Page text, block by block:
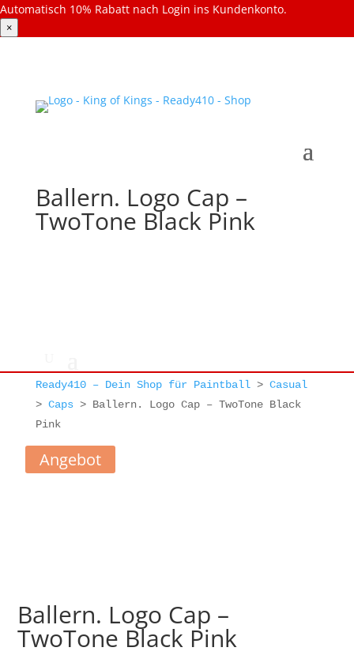
Automatisch 10% Rabatt nach Login ins Kundenkonto.
×
Ballern. Logo Cap –
TwoTone Black Pink
Ready410 – Dein Shop für Paintball> Casual
> Caps> Ballern. Logo Cap – TwoTone Black
Pink
Angebot
Ballern. Logo Cap –
TwoTone Black Pink